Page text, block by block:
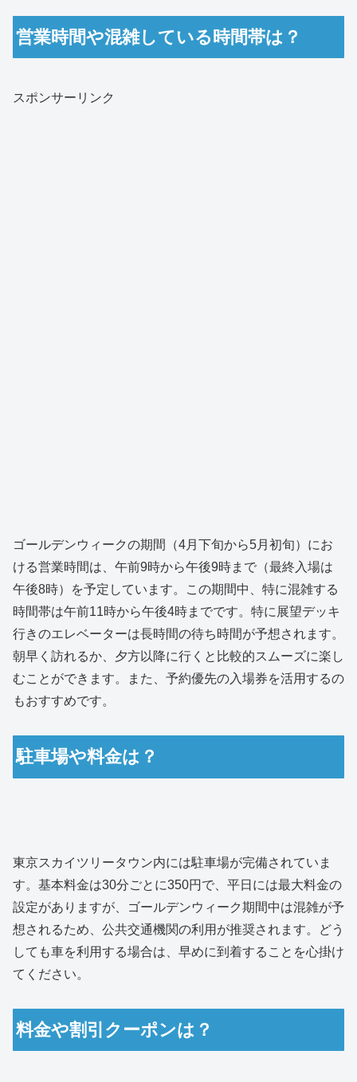
営業時間や混雑している時間帯は？
スポンサーリンク
ゴールデンウィークの期間（4月下旬から5月初旬）にお
ける営業時間は、午前9時から午後9時まで（最終入場は
午後8時）を予定しています。この期間中、特に混雑する
時間帯は午前11時から午後4時までです。特に展望デッキ
行きのエレベーターは長時間の待ち時間が予想されます。
朝早く訪れるか、夕方以降に行くと比較的スムーズに楽し
むことができます。また、予約優先の入場券を活用するの
もおすすめです。
駐車場や料金は？
東京スカイツリータウン内には駐車場が完備されていま
す。基本料金は30分ごとに350円で、平日には最大料金の
設定がありますが、ゴールデンウィーク期間中は混雑が予
想されるため、公共交通機関の利用が推奨されます。どう
しても車を利用する場合は、早めに到着することを心掛け
てください。
料金や割引クーポンは？